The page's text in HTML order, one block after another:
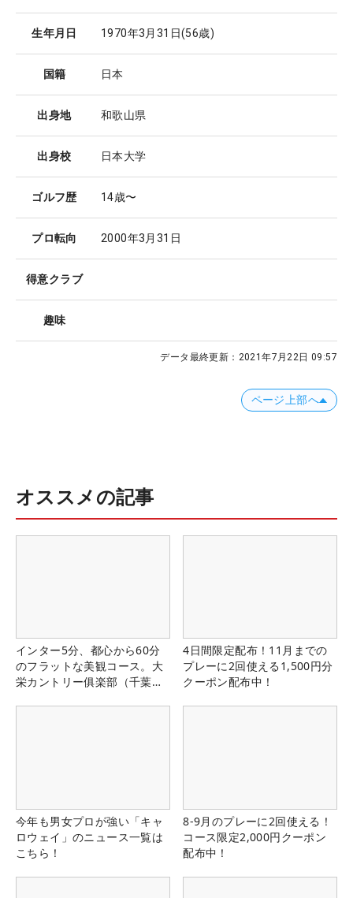
生年月日 1970年3月31日(56歳)
国籍 日本
出身地 和歌山県
出身校 日本大学
ゴルフ歴 14歳〜
プロ転向 2000年3月31日
得意クラブ
趣味
データ最終更新： 2021年7月22日 09:57
ページ上部へ
オススメの記事
インター5分、都心から60分
のフラットな美観コース。大
栄カントリー俱楽部（千葉
4日間限定配布！11月までの
プレーに2回使える1,500円分
クーポン配布中！
今年も男女プロが強い「キャ
ロウェイ」のニュース一覧は
こちら！
8-9月のプレーに2回使える！
コース限定2,000円クーポン
配布中！